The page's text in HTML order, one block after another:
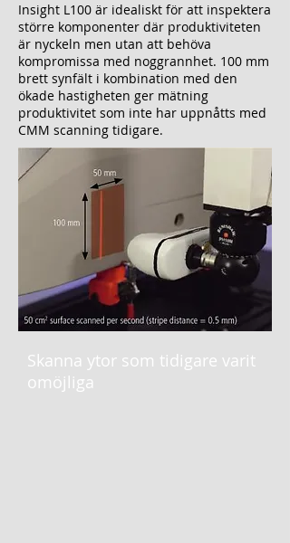
Insight L100 är idealiskt för att inspektera
större komponenter där produktiviteten
är nyckeln men utan att behöva
kompromissa med noggrannhet. 100 mm
brett synfält i kombination med den
ökade hastigheten ger mätning
produktivitet som inte har uppnåtts med
CMM scanning tidigare.
Skanna ytor som tidigare varit
omöjliga